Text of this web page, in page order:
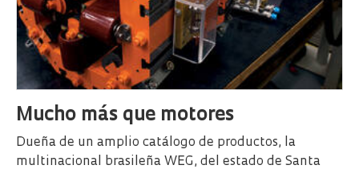
Mucho más que motores
Dueña de un amplio catálogo de productos, la
multinacional brasileña WEG, del estado de Santa